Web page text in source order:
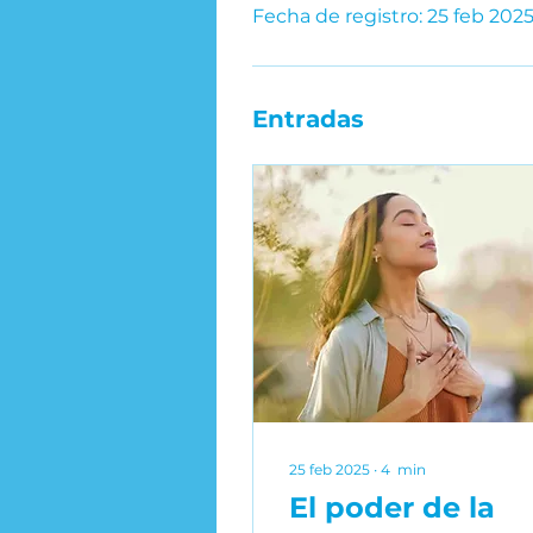
Fecha de registro: 25 feb 2025
Entradas
25 feb 2025 ∙ 4 min
El poder de la